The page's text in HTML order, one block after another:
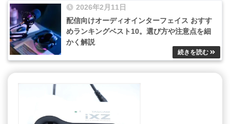
2026年2月11日
配信向けオーディオインターフェイス おすす
めランキングベスト10。選び方や注意点を細
かく解説